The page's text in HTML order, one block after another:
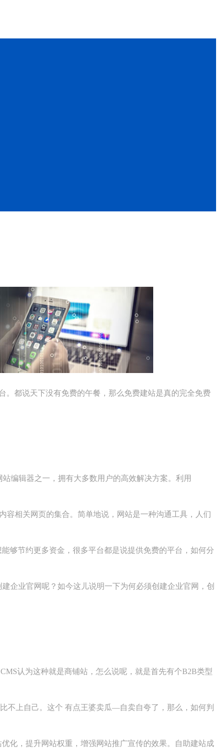
。都说天下没有免费的午餐，那么免费建站是真的完全免费
编辑器之一，拥有大多数用户的高效解决方案。利用
容相关网页的集合。简单地说，网站是一种沟通工具，人们
够节约更多资金，很多平台都是说提供免费的平台，如何分
企业官网呢？如今这儿说明一下为何必须创建企业官网，创
认为这种就是商铺站，怎么说呢，就是首先有个B2B类型
不上自己。这个 有点王婆卖瓜—自卖自夸了，那么，如何判
化，提升网站权重，增强网站推广宣传的效果。自助建站成